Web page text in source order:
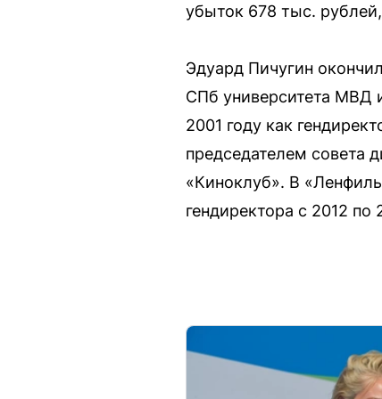
убыток 678 тыс.
Эдуард Пичугин
СПб университета МВД
2001 году как
председателем совета
«Киноклуб». В
гендиректора с 2012 по